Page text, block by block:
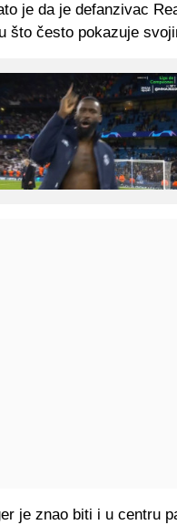
je da je defanzivac
što često pokazuje
je znao biti i u centru